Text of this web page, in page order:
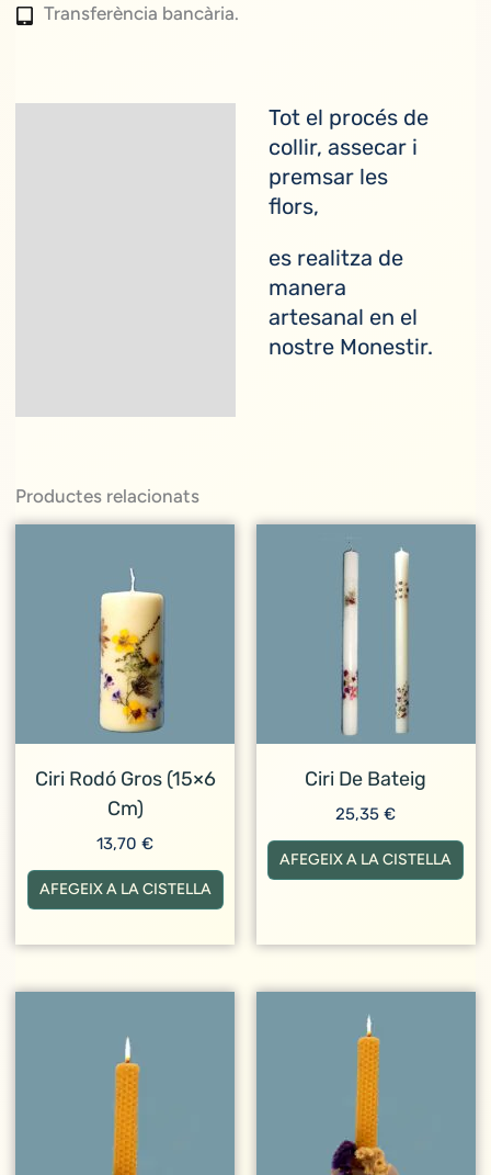
Transferència bancària.
Tot el procés de
collir, assecar i
premsar les
flors,
es realitza de
manera
artesanal en el
nostre Monestir.
Productes relacionats
Ciri Rodó Gros (15×6
Cm)
13,70€
AFEGEIX A LA CISTELLA
Ciri De Bateig
25,35€
AFEGEIX A LA CISTELLA